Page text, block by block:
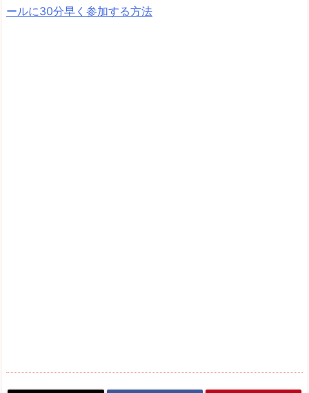
ールに30分早く参加する方法